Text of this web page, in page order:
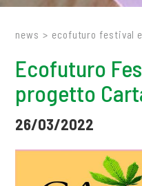
news > ecofuturo festival
Ecofuturo
progetto
26/03/2022